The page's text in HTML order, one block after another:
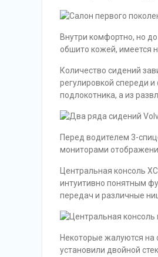
Внутри комфортно, но
обшито кожей, имеется
Количество сидений
регулировкой спереди
подлокотника, а из
Перед водителем 3-
мониторами
Центральная консоль
интуитивно понятным
передач и различные
Некоторые жалуются на
установили двойной